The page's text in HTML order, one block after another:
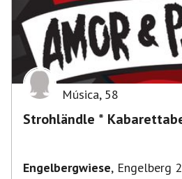
Música, 58
Strohländle *
Engelbergwiese, Engelberg